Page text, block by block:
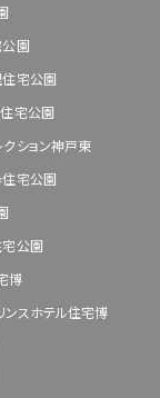
公園
住宅公園
宅公園
ション神戸東
住宅公園
宅公園
博
ンスホテル住宅博